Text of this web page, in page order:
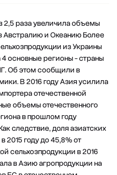
2,5 раза увеличила объемы
Австралию и Океанию Более
из Украины
4 основные регионы - страны
Об этом сообщили в
В 2016 году Азия усилила
отечественной
объемы отечественного
в прошлом году
следствие, доля азиатских
2015 году до 45,8% от
сельхозпродукции в 2016
в Азию агропродукции на